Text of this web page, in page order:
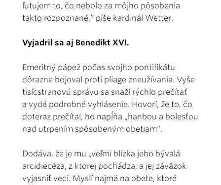
ľutujem to, čo nebolo za môjho pôsobenia
takto rozpoznané,“ píše kardinál Wetter.
Vyjadril sa aj Benedikt XVI.
Emeritný pápež počas svojho pontifikátu
dôrazne bojoval proti pliage zneužívania. Vyše
tisícstranovú správu sa snaží rýchlo prečítať
a vydá podrobné vyhlásenie. Hovorí, že to, čo
doteraz prečítal, ho napĺňa „hanbou a bolesťou
nad utrpením spôsobeným obetiam“.
Dodáva, že je mu „veľmi blízka jeho bývalá
arcidiecéza, z ktorej pochádza, a jej záväzok
vyjasniť veci. Myslí najmä na obete, ktoré